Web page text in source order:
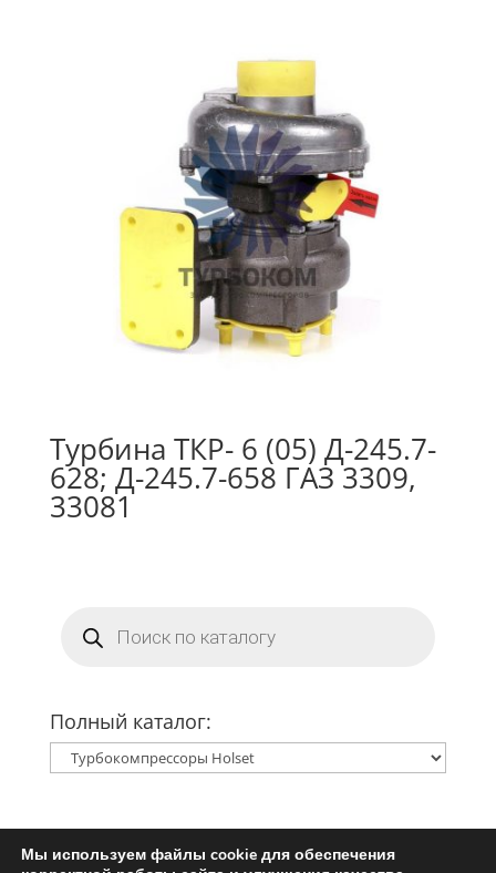
Турбина ТКР- 6 (05) Д-245.7-
628; Д-245.7-658 ГАЗ 3309,
33081
товаров
Полный каталог:
Главная Ремкомплект турбины
Мы используем файлы cookie для обеспечения